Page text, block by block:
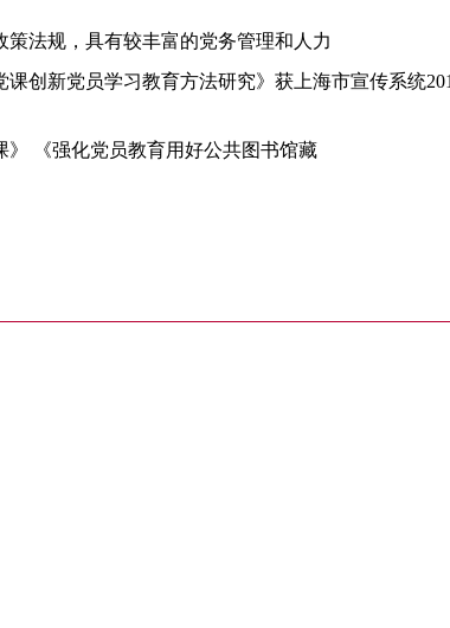
法规，具有较丰富的党务管理和人力
创新党员学习教育方法研究》获上海市宣传系统
》 《强化党员教育用好公共图书馆藏